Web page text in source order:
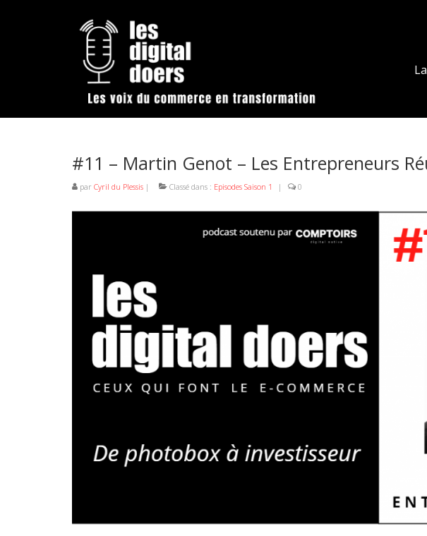
#11 – Martin Genot – Les Entrepreneurs
par Cyril du Plessis | Classé dans : Episodes Saison 1 | 0